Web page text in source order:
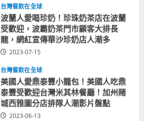
波蘭人愛喝珍奶！珍珠奶茶店在波蘭
受歡迎，波霸奶茶門市顧客大排長
龍，網紅宣傳華沙珍奶店人潮多
2023-07-15
美國人愛鼎泰豐小籠包！美國人吃鼎
泰豐受歡迎台灣米其林餐廳！加州賭
城西雅圖分店排隊人潮影片盤點
2023-06-13